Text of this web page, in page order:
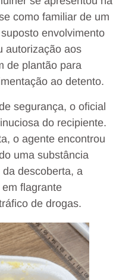
como familiar de um
envolvimento
autorização aos
de plantão para
ao detento.
segurança, o oficial
do recipiente.
o agente encontrou
uma substância
descoberta, a
flagrante
de drogas.